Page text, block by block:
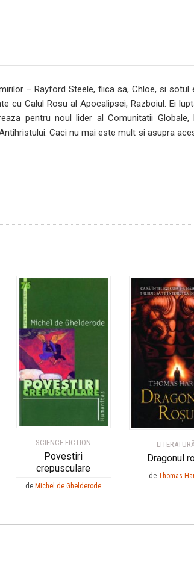
– Rayford Steele, fiica sa, Chloe, si sotul
cu Calul Rosu al Apocalipsei, Razboiul. Ei
pentru noul lider al Comunitatii Globale,
Caci nu mai este mult si asupra
SCIENCE FICTION
Povestiri
crepusculare
deMichel de Ghelderode
Dragonul
deThomas